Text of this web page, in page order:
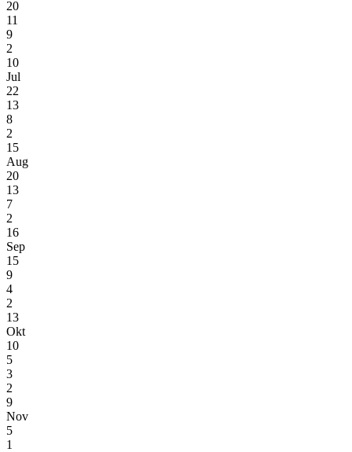
20
11
9
2
10
Jul
22
13
8
2
15
Aug
20
13
7
2
16
Sep
15
9
4
2
13
Okt
10
5
3
2
9
Nov
5
1